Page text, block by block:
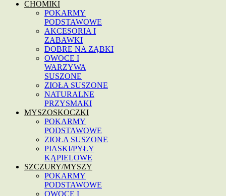
CHOMIKI
POKARMY
PODSTAWOWE
AKCESORIA I
ZABAWKI
DOBRE NA ZĄBKI
OWOCE I
WARZYWA
SUSZONE
ZIOŁA SUSZONE
NATURALNE
PRZYSMAKI
MYSZOSKOCZKI
POKARMY
PODSTAWOWE
ZIOŁA SUSZONE
PIASKI/PYŁY
KĄPIELOWE
SZCZURY/MYSZY
POKARMY
PODSTAWOWE
OWOCE I